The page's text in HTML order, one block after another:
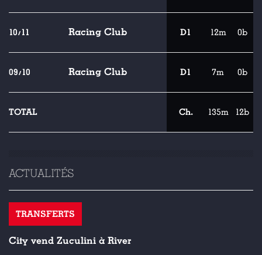
10/11 Racing Club D1 12m 0b
09/10 Racing Club D1 7m 0b
TOTAL Ch. 135m 12b
ACTUALITÉS
TRANSFERTS
City vend Zuculini à River